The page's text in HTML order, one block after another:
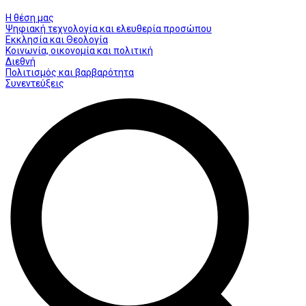
Η θέση μας
Ψηφιακή τεχνολογία και ελευθερία προσώπου
Εκκλησία και Θεολογία
Κοινωνία, οικονομία και πολιτική
Διεθνή
Πολιτισμός και βαρβαρότητα
Συνεντεύξεις